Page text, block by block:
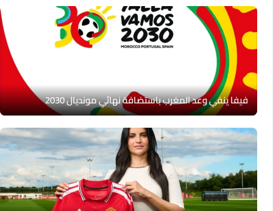
فيفا ينفي وعد المغرب باستضافة نهائي مونديال 2030